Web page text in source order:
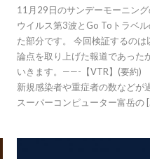
11月29日のサンデーモーニン
ウイルス第3波とGo Toトラベ
た部分です。 今回検証するの
論点を取り上げた報道であった
いきます。——-【VTR】(要約)
新規感染者や重症者の数など
スーパーコンピューター富岳の